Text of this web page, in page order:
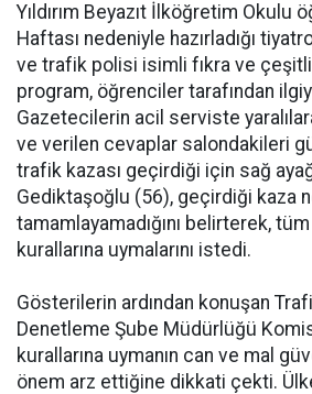
Yıldırım Beyazıt İlköğretim Okulu
Haftası nedeniyle hazırladığı
ve trafik polisi isimli fıkra ve
program, öğrenciler tarafından
Gazetecilerin acil serviste
ve verilen cevaplar salondakileri
trafik kazası geçirdiği için sağ
Gediktaşoğlu (56), geçirdiği kaza
tamamlayamadığını belirterek,
kurallarına uymalarını istedi.
Gösterilerin ardından konuşan
Denetleme Şube Müdürlüğü
kurallarına uymanın can ve mal
önem arz ettiğine dikkati çekti.